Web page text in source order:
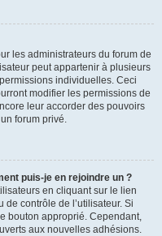
les administrateurs du forum de
peut appartenir à plusieurs
individuelles. Ceci
modifier les permissions de
leur accorder des pouvoirs
forum privé.
puis-je en rejoindre un ?
en cliquant sur le lien
contrôle de l’utilisateur. Si
bouton approprié. Cependant,
aux nouvelles adhésions.